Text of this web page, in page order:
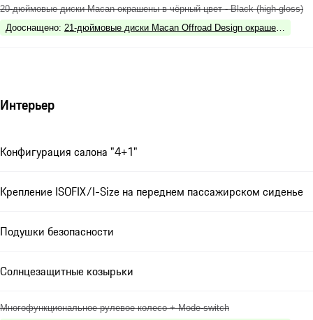
20-дюймовые диски Macan окрашены в чёрный цвет - Black (high-gloss)
Дооснащено: 21-дюймовые диски Macan Offroad Design окрашены в
Интерьер
Конфигурация салона "4+1"
Крепление ISOFIX/I-Size на переднем пассажирском сиденье
Подушки безопасности
Солнцезащитные козырьки
Многофункциональное рулевое колесо + Mode-switch